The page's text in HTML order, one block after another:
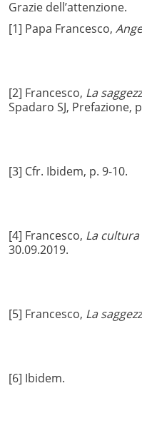
Grazie dell’attenzione.
[1] Papa Francesco,
[2] Francesco, La
Spadaro SJ, Prefazione,
[3] Cfr. Ibidem, p. 9-10.
[4] Francesco, La
30.09.2019.
[5] Francesco, La
[6] Ibidem.